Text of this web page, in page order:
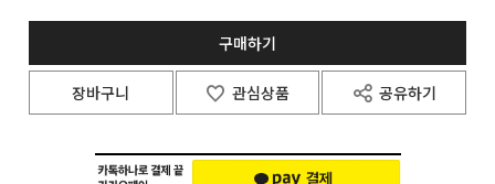
구매하기
장바구니 관심상품 공유하기